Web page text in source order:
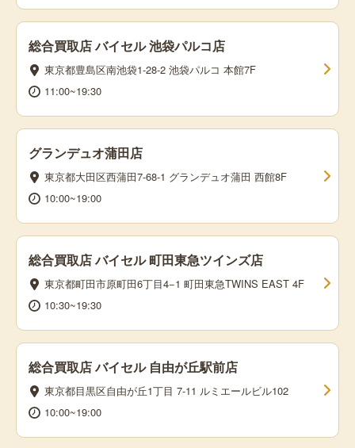
総合買取店 バイセル 池袋パルコ店
東京都豊島区南池袋1-28-2 池袋パルコ 本館7F
11:00~19:30
グランデュオ蒲田店
東京都大田区西蒲田7-68-1 グランデュオ蒲田 西館8F
10:00~19:00
総合買取店 バイセル 町田東急ツインズ店
東京都町田市原町田6丁目4−1 町田東急TWINS EAST 4F
10:30~19:30
総合買取店 バイセル 自由が丘駅前店
東京都目黒区自由が丘1丁目 7-11 ルミエールビル102
10:00~19:00